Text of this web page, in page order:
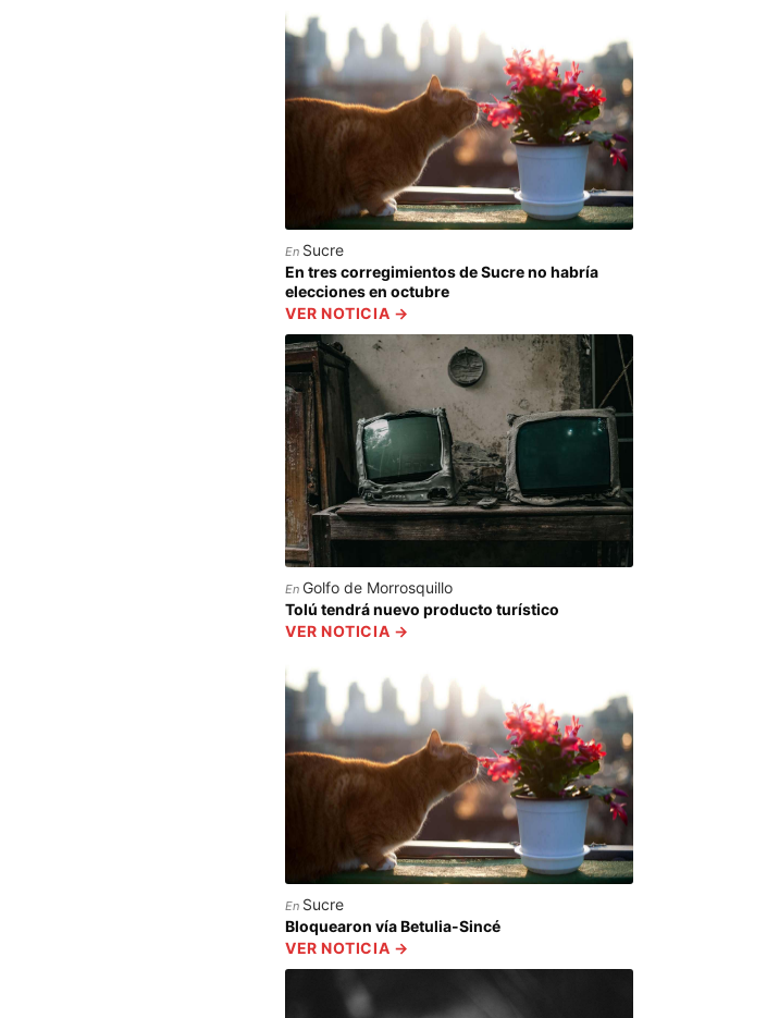
En Sucre
En tres corregimientos de Sucre no habría
elecciones en octubre
VER NOTICIA →
En Golfo de Morrosquillo
Tolú tendrá nuevo producto turístico
VER NOTICIA →
En Sucre
Bloquearon vía Betulia-Sincé
VER NOTICIA →